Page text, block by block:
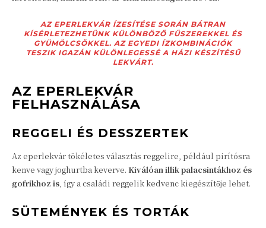
AZ EPERLEKVÁR ÍZESÍTÉSE SORÁN BÁTRAN
KÍSÉRLETEZHETÜNK KÜLÖNBÖZŐ FŰSZEREKKEL ÉS
GYÜMÖLCSÖKKEL. AZ EGYEDI ÍZKOMBINÁCIÓK
TESZIK IGAZÁN KÜLÖNLEGESSÉ A HÁZI KÉSZÍTÉSŰ
LEKVÁRT.
AZ EPERLEKVÁR
FELHASZNÁLÁSA
REGGELI ÉS DESSZERTEK
Az eperlekvár tökéletes választás reggelire, például pirítósra
kenve vagy joghurtba keverve. Kiválóan illik palacsintákhoz és
gofrikhoz is, így a családi reggelik kedvenc kiegészítője lehet.
SÜTEMÉNYEK ÉS TORTÁK